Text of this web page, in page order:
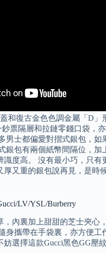
和復古金色色調金屬「D」
票隔層和拉鏈零錢口袋，
男士都偏愛對摺式銀包，
銀包有兩個紙幣間隔位，
度高。 沒有最小巧，只
又重的銀包說再見，是時
LV/YSL/Burberry
內裏加上甜甜的芝士夾心
身攜帶在手袋裏，亦方便
選擇這款Gucci黑色GG壓